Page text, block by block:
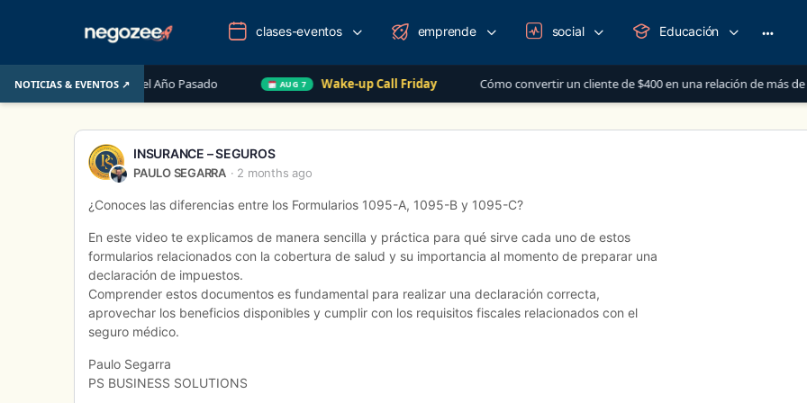
NOTICIAS & EVENTOS ↗
de EE. UU. el Año Pasado AUG 7 Wake-up Call Friday Cómo convertir un cliente de $400 en una relación de más de
clases-eventos emprende social Educación
INSURANCE – SEGUROS
PAULO SEGARRA 2 months ago
¿Conoces las diferencias entre los Formularios 1095-A, 1095-B y 1095-C?
En este video te explicamos de manera sencilla y práctica para qué sirve cada uno de estos
formularios relacionados con la cobertura de salud y su importancia al momento de preparar una
declaración de impuestos.
Comprender estos documentos es fundamental para realizar una declaración correcta,
aprovechar los beneficios disponibles y cumplir con los requisitos fiscales relacionados con el
seguro médico.
Paulo Segarra
PS BUSINESS SOLUTIONS